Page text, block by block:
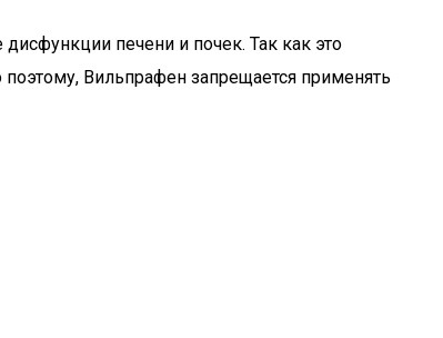
печени и почек. Так как это
Вильпрафен запрещается применять